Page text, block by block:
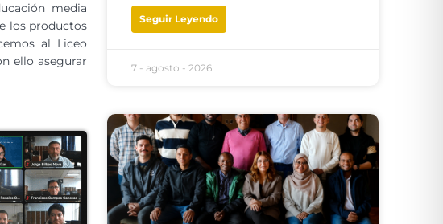
media
los productos
al Liceo
ello asegurar
Seguir Leyendo
7 - agosto - 2026